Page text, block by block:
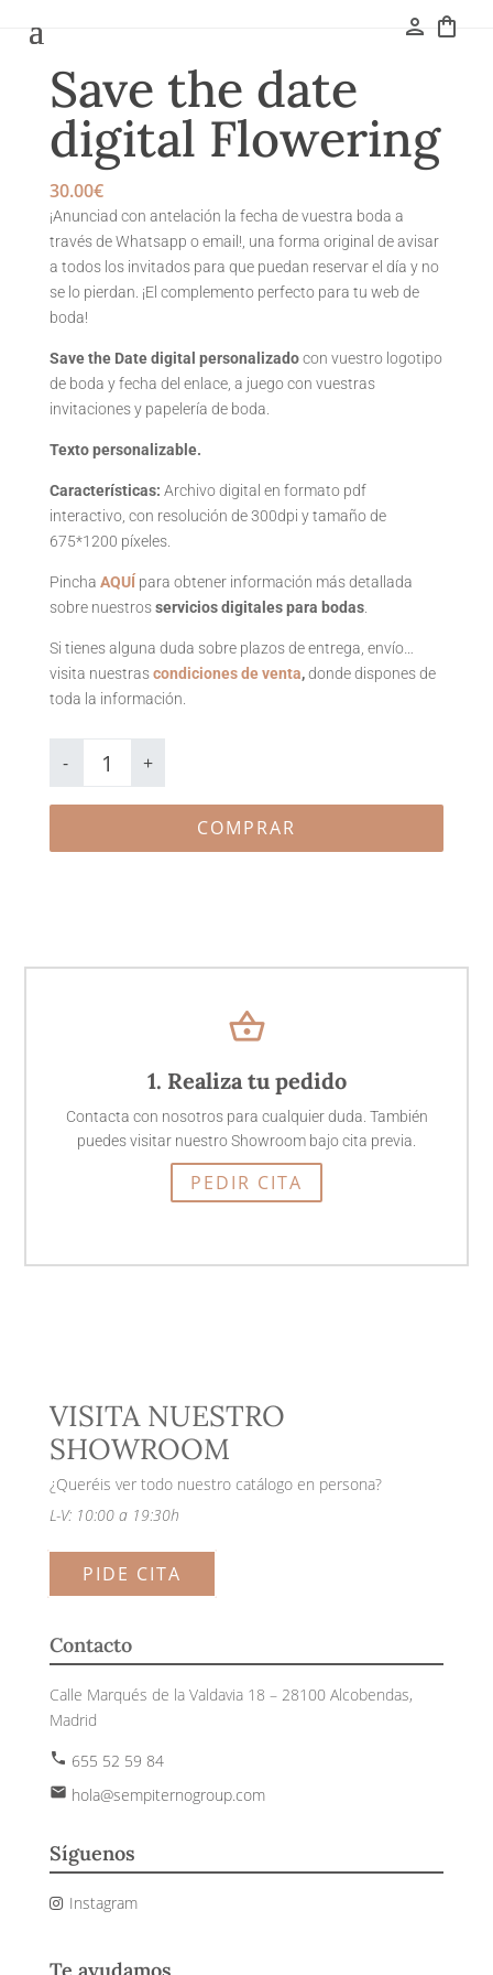
person shopping_bag
Save the date
digital Flowering
30.00€
¡Anunciad con antelación la fecha de vuestra boda a
través de Whatsapp o email!, una forma original de avisar
a todos los invitados para que puedan reservar el día y no
se lo pierdan. ¡El complemento perfecto para tu web de
boda!
Save the Date digital personalizadocon vuestro logotipo
de boda y fecha del enlace, a juego con vuestras
invitaciones y papelería de boda.
Texto personalizable.
Características: Archivo digital en formato pdf
interactivo, con resolución de 300dpi y tamaño de
675*1200 píxeles.
Pincha AQUÍ para obtener información más detallada
sobre nuestrosservicios digitales para bodas.
Si tienes alguna duda sobre plazos de entrega, envío…
visita nuestrascondiciones de venta,donde dispones de
toda la información.
-
Save
the
date
digital
Flowering
+
COMPRAR
shopping_basket
1. Realiza tu pedido
Contacta con nosotros para cualquier duda. También
puedes visitar nuestro Showroom bajo cita previa.
PEDIR CITA
VISITA NUESTRO
SHOWROOM
¿Queréis ver todo nuestro catálogo en persona?
L-V: 10:00 a 19:30h
PIDE CITA
Contacto
Calle Marqués de la Valdavia 18 – 28100 Alcobendas,
Madrid
phone 655 52 59 84
email hola@sempiternogroup.com
Síguenos
Instagram